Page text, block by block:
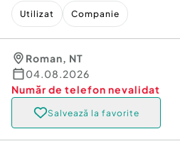
Utilizat Companie
Roman, NT
04.08.2026
Număr de telefon nevalidat
Salvează la favorite